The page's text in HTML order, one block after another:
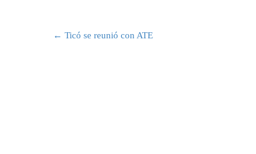
navigation
← Ticó se reunió con ATE